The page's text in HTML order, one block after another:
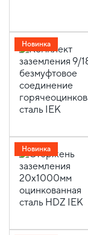
Новинка
Новинка